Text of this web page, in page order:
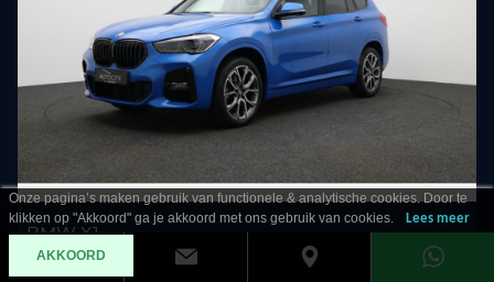
BMW X1
sDrive 20i M Sport Pano l Memory l Trekhaak l
Onze pagina’s maken gebruik van functionele & analytische cookies. Door te
klikken op "Akkoord" ga je akkoord met ons gebruik van cookies.
Lees meer
AKKOORD